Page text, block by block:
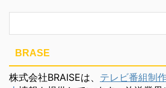
BRASE
株式会社BRAISEは、 テレビ番組制